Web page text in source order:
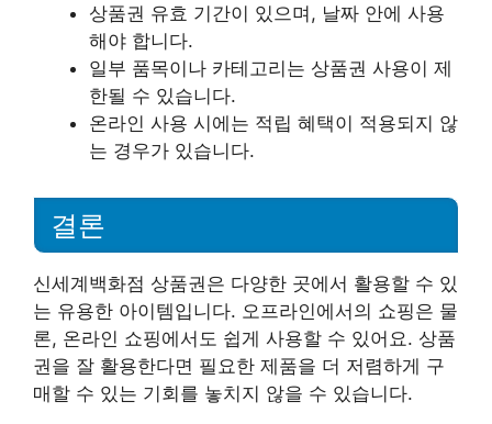
상품권 유효 기간이 있으며, 날짜 안에 사용
해야 합니다.
일부 품목이나 카테고리는 상품권 사용이 제
한될 수 있습니다.
온라인 사용 시에는 적립 혜택이 적용되지 않
는 경우가 있습니다.
결론
신세계백화점 상품권은 다양한 곳에서 활용할 수 있
는 유용한 아이템입니다. 오프라인에서의 쇼핑은 물
론, 온라인 쇼핑에서도 쉽게 사용할 수 있어요. 상품
권을 잘 활용한다면 필요한 제품을 더 저렴하게 구
매할 수 있는 기회를 놓치지 않을 수 있습니다.